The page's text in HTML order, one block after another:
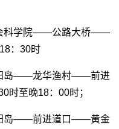
科学院——公路大桥——
：30时
岛——龙华渔村——前进
至晚18：00时；
岛——前进道口——黄金